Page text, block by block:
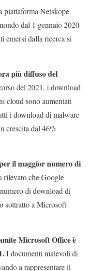
piattaforma Netskope
dal 1 gennaio 2020
emersi dalla ricerca si
più diffuso del
del 2021, i download
cloud sono aumentati
i download di malware
crescita dal 46%
il maggior numero di
rilevato che Google
di download di
sottratto a Microsoft
Microsoft Office è
I documenti malevoli di
a rappresentare il